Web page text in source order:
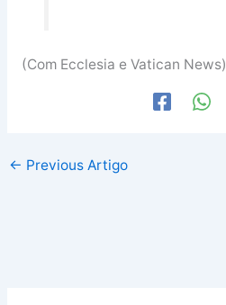
(Com Ecclesia e Vatican News)
← Previous Artigo